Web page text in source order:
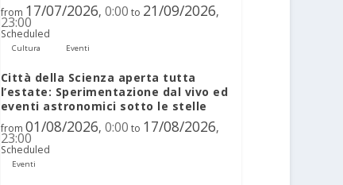
from 17/07/2026, 0:00 to 21/09/2026,
23:00
Scheduled
Cultura Eventi
Città della Scienza aperta tutta
l’estate: Sperimentazione dal vivo ed
eventi astronomici sotto le stelle
from 01/08/2026, 0:00 to 17/08/2026,
23:00
Scheduled
Eventi